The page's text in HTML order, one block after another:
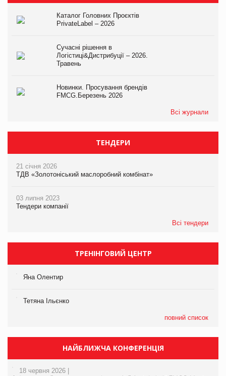
Каталог Головних Проєктів
PrivateLabel – 2026
Сучасні рішення в
Логістиці&Дистрибуції – 2026.
Травень
Новинки. Просування брендів
FMCG.Березень 2026
Всі журнали
ТЕНДЕРИ
21 січня 2026
ТДВ «Золотоніський маслоробний комбінат»
03 липня 2023
Тендери компанії
Всі тендери
ТРЕНІНГОВИЙ ЦЕНТР
Яна Олентир
Тетяна Ільєнко
повний список
НАЙБЛИЖЧА КОНФЕРЕНЦІЯ
18 червня 2026 |